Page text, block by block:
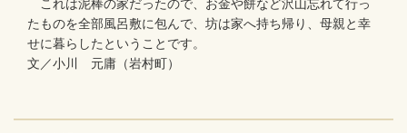
これは泥棒の家だったので、お金や餅など沢山忘れて行っ
たものを全部風呂敷に包んで、坊は家へ持ち帰り、母親と幸
せに暮らしたということです。
文／小川 元庸（岩村町）